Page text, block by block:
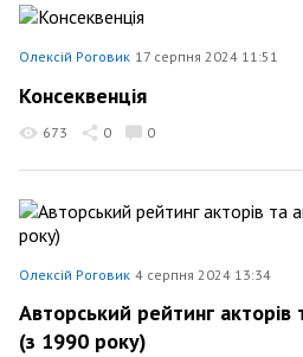
Олексій Роговик 17 серпня 2024 11:51
Консеквенція
673 0 0
Олексій Роговик 4 серпня 2024 13:34
Авторський рейтинг акторів
(з 1990 року)